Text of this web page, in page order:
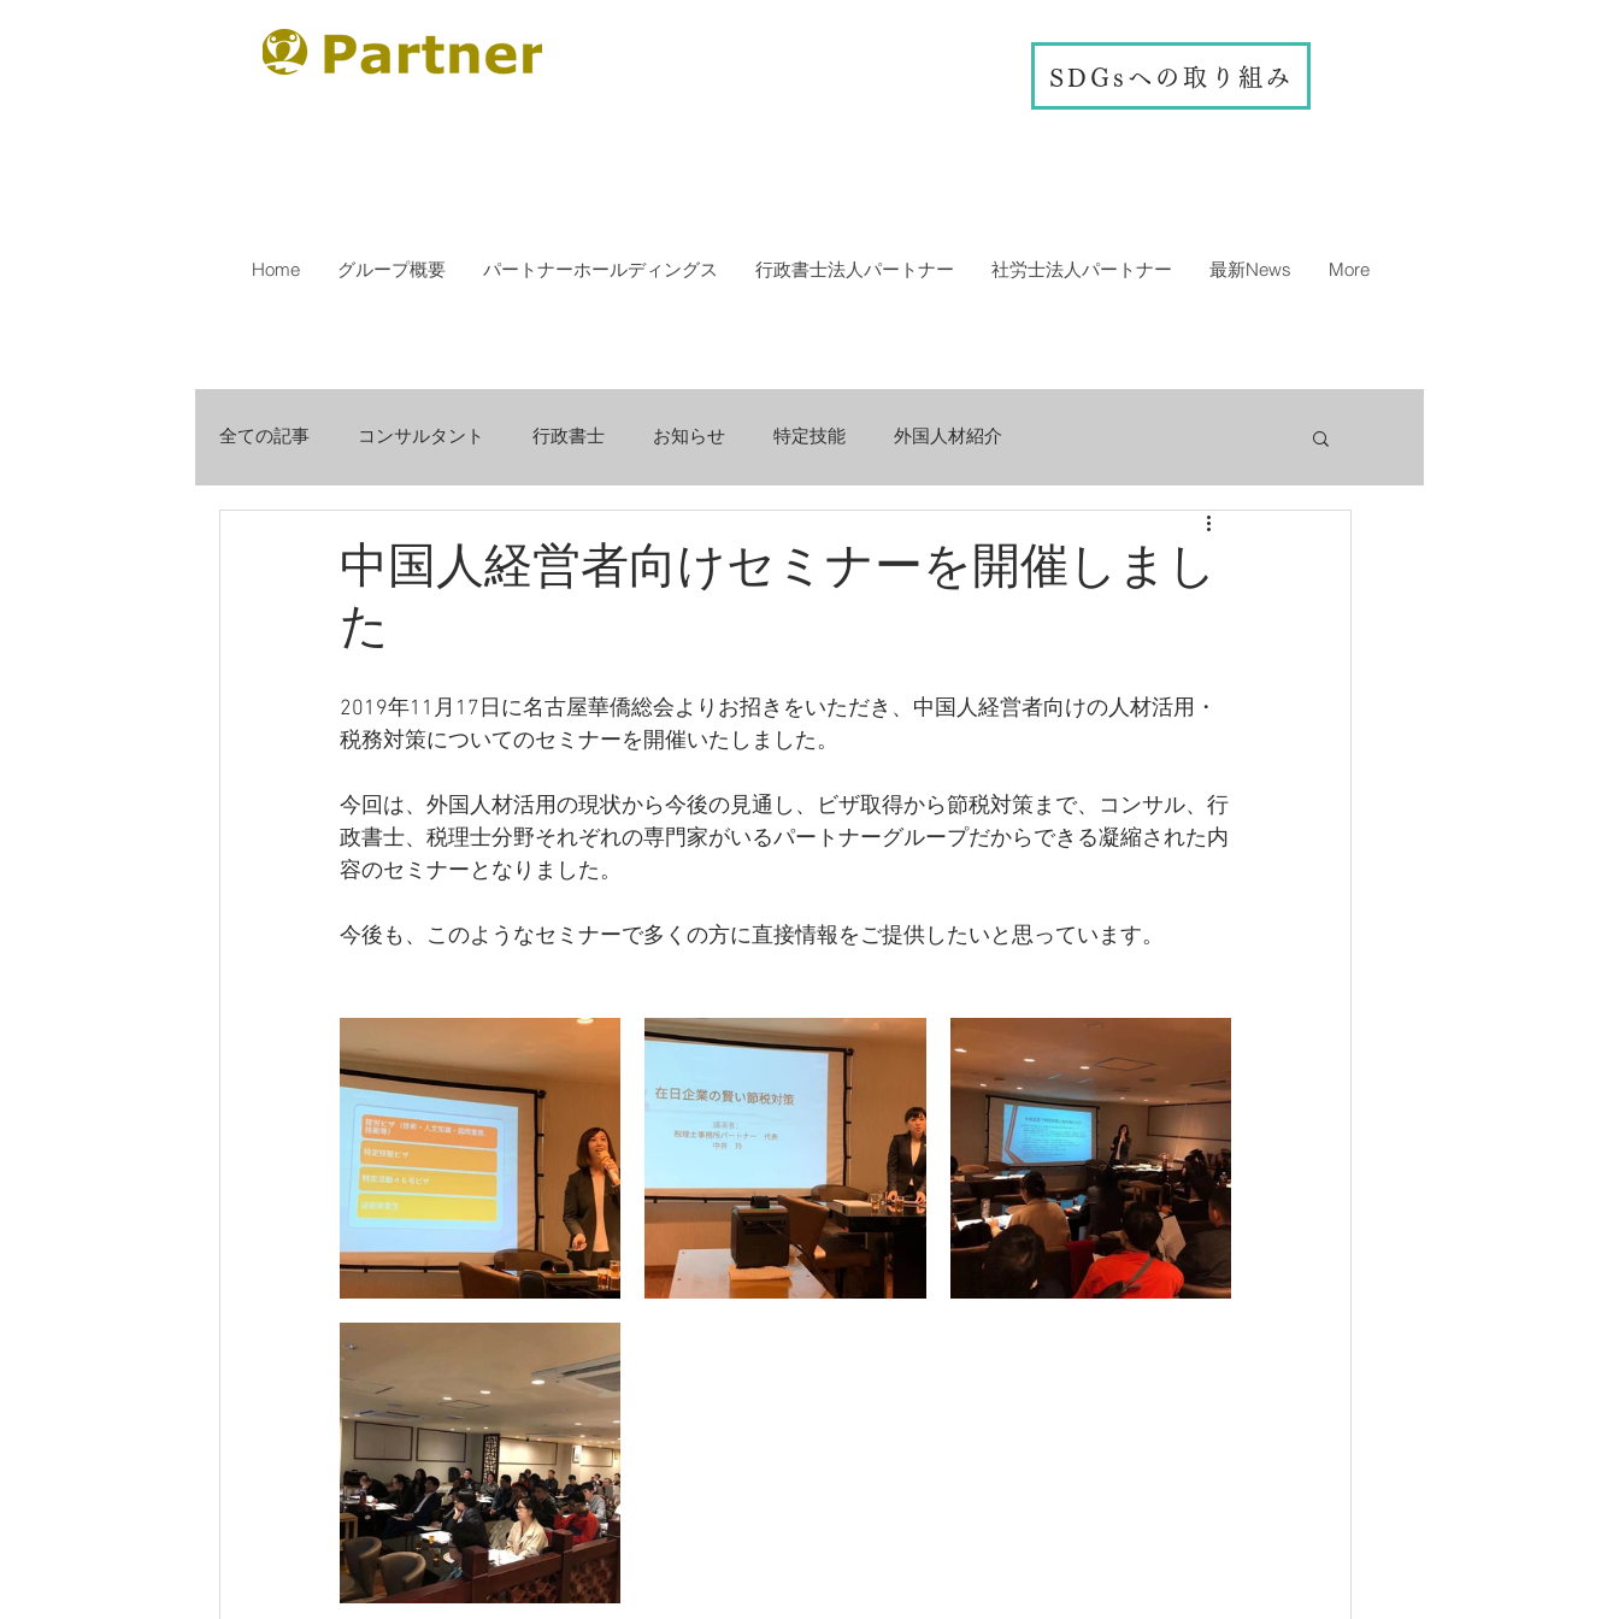
SDGsへの取り組み
Home グループ概要 パートナーホールディングス 行政書士法人パートナー 社労士法人パートナー 最新News More
全ての記事 コンサルタント 行政書士 お知らせ 特定技能 外国人材紹介
中国人経営者向けセミナーを開催しまし
た
2019年11月17日に名古屋華僑総会よりお招きをいただき、中国人経営者向けの人材活用・
税務対策についてのセミナーを開催いたしました。
今回は、外国人材活用の現状から今後の見通し、ビザ取得から節税対策まで、コンサル、行
政書士、税理士分野それぞれの専門家がいるパートナーグループだからできる凝縮された内
容のセミナーとなりました。
今後も、このようなセミナーで多くの方に直接情報をご提供したいと思っています。